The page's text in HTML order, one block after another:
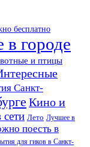
бесплатно
в городе
и птицы
Санкт-
Кино и
Лето Лучшее в
поесть в
для гиков в Санкт-